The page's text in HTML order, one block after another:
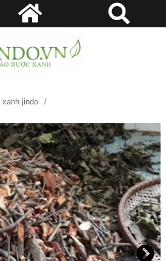
jindo
dược xanh Jindo.vn JD238 caytamguigao